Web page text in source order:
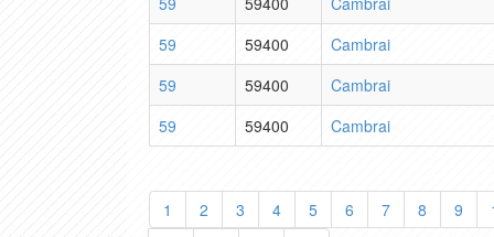
59
59400
Cambrai
59
59400
Cambrai
59
59400 Cambrai
1 2 3 4 5 6 7 8 9